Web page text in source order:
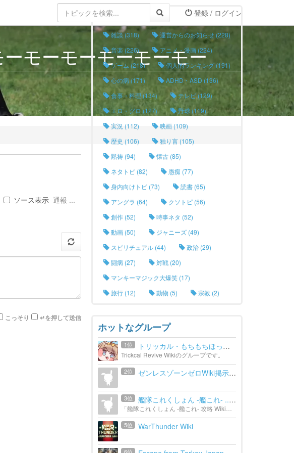
登録 / ログイン
モーモーモーモーモー
ソース表示 通報 ...
こっそり ↵を押して送信
タグリスト
雑談 (318)
運営からのお知らせ (228)
音楽 (226)
アニメ・漫画 (224)
ゲーム (218)
個人的ランキング (191)
心の病 (171)
ADHD・ASD (136)
食事・料理 (134)
テレビ (129)
エロ・グロ (127)
野球 (119)
実況 (112)
映画 (109)
歴史 (106)
独り言 (105)
黙祷 (94)
懐古 (85)
ネタトピ (82)
愚痴 (77)
身内向けトピ (73)
読書 (65)
アングラ (64)
クソトピ (56)
創作 (52)
時事ネタ (52)
動画 (50)
ジャニーズ (49)
スピリチュアル (44)
政治 (29)
闘病 (27)
対戦 (20)
マンキーマジック大爆笑 (17)
旅行 (12)
動物 (5) 宗教 (2)
ホットなグループ
1位 トリッカル・もちもちほっぺ...
Trickcal Revive Wikiのグループです。
2位 ゼンレスゾーンゼロWiki掲示板
3位 艦隊これくしょん -艦これ- ...
5位 WarThunder Wiki